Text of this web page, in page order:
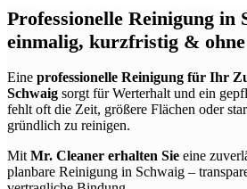
Professionelle Reinigung in
einmalig, kurzfristig &
Eine professionelle Reinigung für Ihr
Schwaig sorgt für Werterhalt und ein
fehlt oft die Zeit, größere Flächen oder
gründlich zu reinigen.
Mit Mr. Cleaner erhalten Sie eine
planbare Reinigung in Schwaig –